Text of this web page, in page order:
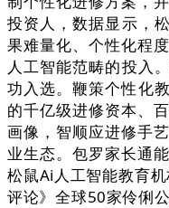
投资人，数据显示，
果难量化、个性化程
人工智能范畴的投入
功入选。鞭策个性化
的千亿级进修资本、
画像，智顺应进修手
业生态。包罗家长通
松鼠Ai人工智能教育
评论》全球50家伶俐